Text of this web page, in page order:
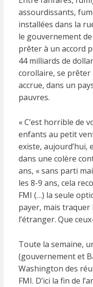
assourdissants,
installées dans la
le gouvernement
prêter à un accord
44 milliards de
corollaire, se
accrue, dans un
pauvres.
« C’est horrible de
enfants au petit
existe, aujourd’hui,
dans une colère
ans, « sans parti
les 8-9 ans, cela
FMI (…) la seule
payer, mais traquer
l’étranger. Que
Toute la semaine,
(gouvernement et
Washington des
FMI. D’ici la fin de